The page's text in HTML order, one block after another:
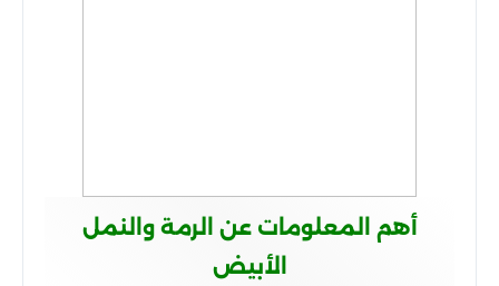
أهم المعلومات عن الرمة والنمل
الأبيض